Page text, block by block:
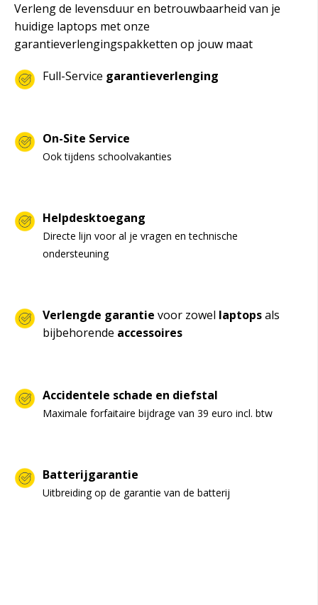
Verleng de levensduur en betrouwbaarheid van je
huidige laptops met onze
garantieverlengingspakketten op jouw maat
Full-Service garantieverlenging
On-Site Service
Ook tijdens schoolvakanties
Helpdesktoegang
Directe lijn voor al je vragen en technische
ondersteuning
Verlengde garantie voor zowel laptopsals
bijbehorende accessoires
Accidentele schade en diefstal
Maximale forfaitaire bijdrage van 39 euro incl. btw
Batterijgarantie
Uitbreiding op de garantie van de batterij